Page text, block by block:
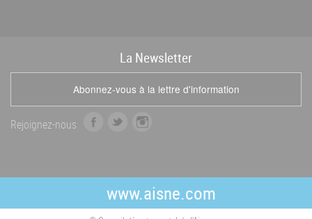
La Newsletter
Abonnez-vous à la lettre d'information
Rejoignez-nous
b
o
t
e
r
a
g
r
www.aisne.com